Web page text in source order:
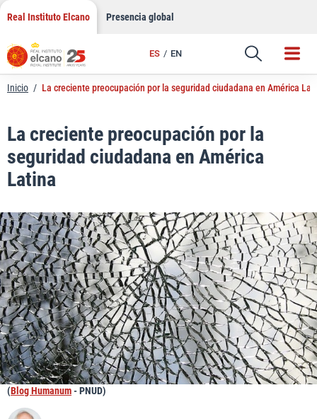
Saltar
contenido
Real Instituto Elcano Presencia global
ES EN
Enlace
Inicio / La creciente preocupación por la seguridad ciudadana en América
La creciente preocupación por la
seguridad ciudadana en América
Latina
(Blog Humanum- PNUD)